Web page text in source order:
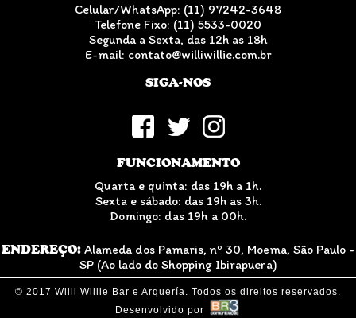
Celular/WhatsApp: (11) 97242-3648
Telefone Fixo: (11) 5533-0020
Segunda a Sexta, das 12h as 18h
E-mail: contato@williwillie.com.br
SIGA-NOS
FUNCIONAMENTO
Quarta e quinta: das 19h a 1h.
Sexta e sábado: das 19h as 3h.
Domingo: das 19h a 00h.
ENDEREÇO: Alameda dos Pamaris, nº 30, Moema, São Paulo -
SP (Ao lado do Shopping Ibirapuera)
© 2017 Willi Willie Bar e Arquería. Todos os direitos reservados.
Desenvolvido por